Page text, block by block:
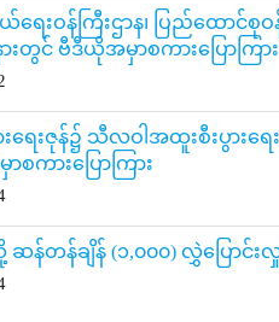
ယ်ရေးဝန်ကြီးဌာန၊ ပြည်ထော
တွင် ဗီဒီယိုအမှာစကားပြောကြား
ေးဇုန်၌ သီလဝါအထူးစီးပွားရေ
ကားပြောကြား
ဆန်တန်ချိန် (၁,၀၀၀) လွှဲပြောင်